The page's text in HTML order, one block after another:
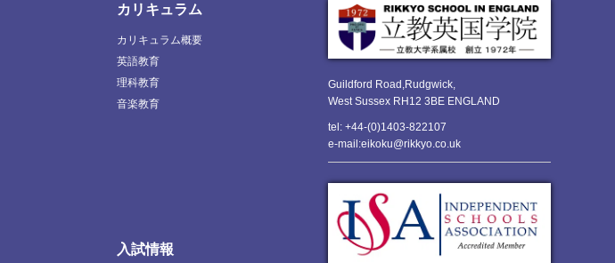
Guildford Road,Rudgwick,
West Sussex RH12 3BE ENGLAND
tel: +44-(0)1403-822107
e-mail:eikoku@rikkyo.co.uk
カリキュラム
カリキュラム概要
英語教育
理科教育
音楽教育
入試情報